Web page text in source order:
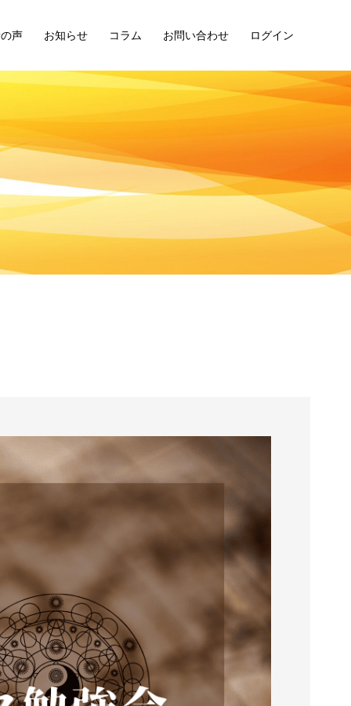
声 お知らせ コラム お問い合わせ ログイン